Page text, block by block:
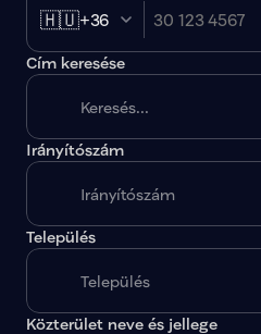
🇭🇺+36
Cím keresése
Irányítószám
Település
Közterület neve és jellege